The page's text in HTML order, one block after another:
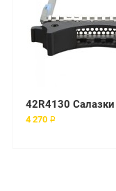
4 270 ₽